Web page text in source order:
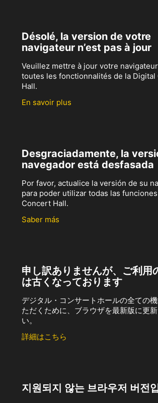
Désolé, la version de votre
navigateur n’est pas à jour
Veuillez mettre à jour votre
toutes les fonctionnalités de la
Hall.
En savoir plus
Desgraciadamente, la
navegador está desfasada
Por favor, actualice la versión de su
para poder utilizar todas las
Concert Hall.
Saber más
申し訳ありませんが、ご利用
は古くなっております
デジタル・コンサートホールの全ての
ただくために、ブラウザを最新版に更
い。
詳細はこちら
지원되지 않는 브라우저 버전